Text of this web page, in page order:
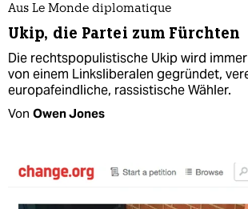
Aus Le Monde diplomatique
Ukip, die Partei zum Fürchten
Die rechtspopulistische Ukip wird
von einem Linksliberalen gegründet,
europafeindliche, rassistische Wähler.
Von Owen Jones